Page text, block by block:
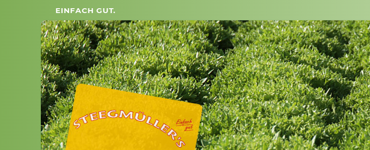
EINFACH GUT.